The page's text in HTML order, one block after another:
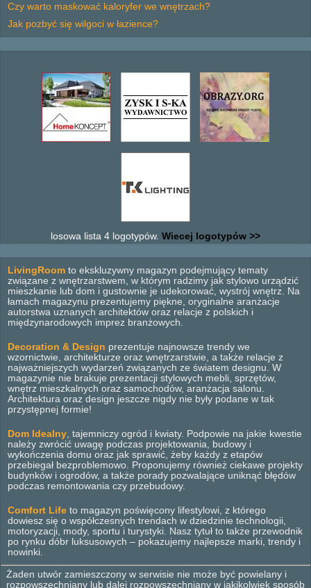
Czy warto maskować kaloryfer we wnętrzach?
Jak pozbyć się wilgoci w łazience?
losowa lista 4 logotypów. Wiecej logotypów >>
LivingRoom to ekskluzywny magazyn podejmujący tematy
związane z wnętrzarstwem, w którym radzimy jak stylowo urządzić
mieszkanie lub dom i gustownie je udekorować, wystrój wnętrz. Na
łamach magazynu prezentujemy piękne, oryginalne aranżacje
autorstwa uznanych architektów oraz relacje z polskich i
międzynarodowych imprez branżowych.
Decoration & Design prezentuje najnowsze trendy we
wzornictwie, architekturze oraz wnętrzarstwie, a także relacje z
najważniejszych wydarzeń związanych ze światem designu. W
magazynie nie brakuje prezentacji stylowych mebli, sprzętów,
wnętrz mieszkalnych oraz samochodów, aranżacja salonu.
Architektura oraz design jeszcze nigdy nie były podane w tak
przystępnej formie!
Dom Idealny , tajemniczy ogród i kwiaty. Podpowie na jakie kwestie
należy zwrócić uwagę podczas projektowania, budowy i
wykończenia domu oraz jak sprawić, żeby każdy z etapów
przebiegał bezproblemowo. Proponujemy również ciekawe projekty
budynków i ogrodów, a także porady pozwalające uniknąć błędów
podczas remontowania czy przebudowy.
Comfort Life to magazyn poświęcony lifestylowi, z którego
dowiesz się o współczesnych trendach w dziedzinie technologii,
motoryzacji, mody, sportu i turystyki. Nasz tytuł to także przewodnik
po rynku dóbr luksusowych – pokazujemy najlepsze marki, trendy i
nowinki.
Żaden utwór zamieszczony w serwisie nie może być powielany i
rozpowszechniany lub dalej rozpowszechniany w jakikolwiek sposób